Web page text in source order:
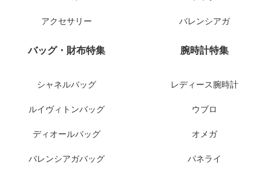
アクセサリー バレンシアガ
バッグ・財布特集
シャネルバッグ
ルイヴィトンバッグ
ディオールバッグ
バレンシアガバッグ
腕時計特集
レディース腕時計
ウブロ
オメガ
パネライ